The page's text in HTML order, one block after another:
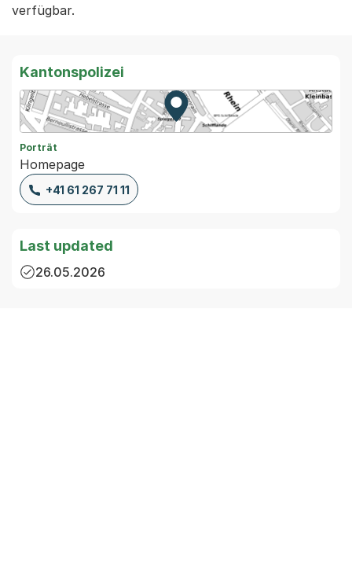
verfügbar.
Kantonspolizei
Zur Karte von MapBS.
Externer Link, wird in einem
Porträt
Homepage
+41 61 267 71 11
Last updated
26.05.2026